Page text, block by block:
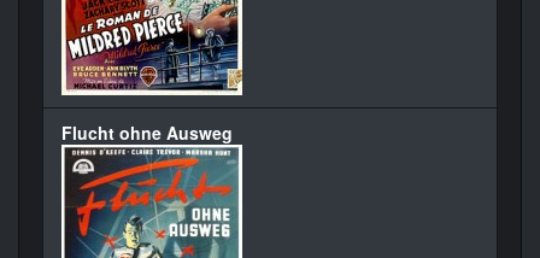
Flucht ohne Ausweg